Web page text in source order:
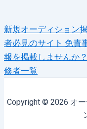
新規オーディション
者必見のサイト 免責
報を掲載しませんか？
修者一覧
Copyright © 2026 オ